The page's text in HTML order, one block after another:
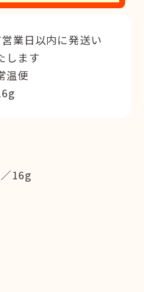
業日以内に発送い
します
温便
16g